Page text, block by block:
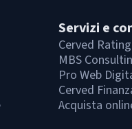
Servizi e
Cerved
MBS
Pro Web
Cerved
Acquista